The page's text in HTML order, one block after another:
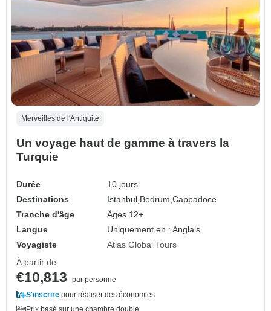
Merveilles de l'Antiquité
Un voyage haut de gamme à travers la
Turquie
Durée
10 jours
Destinations
Istanbul,Bodrum,Cappadoce
Tranche d'âge
Âges 12+
Langue
Uniquement en : Anglais
Voyagiste
Atlas Global Tours
À partir de
€10,813
par personne
S'inscrire pour réaliser des économies